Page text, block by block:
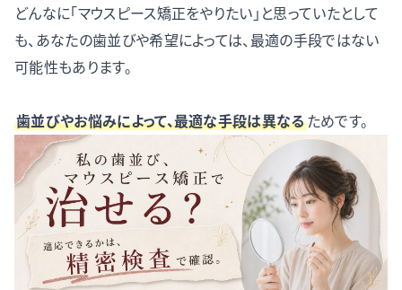
どんなに「マウスピース矯正をやりたい」と思っていたとして
も、あなたの歯並びや希望によっては、最適の手段ではない
可能性もあります。
歯並びやお悩みによって、最適な手段は異なるためです。